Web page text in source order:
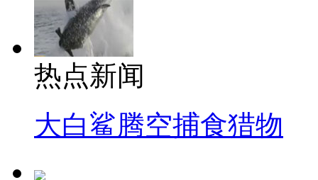
热点新闻
大白鲨腾空捕食猎物